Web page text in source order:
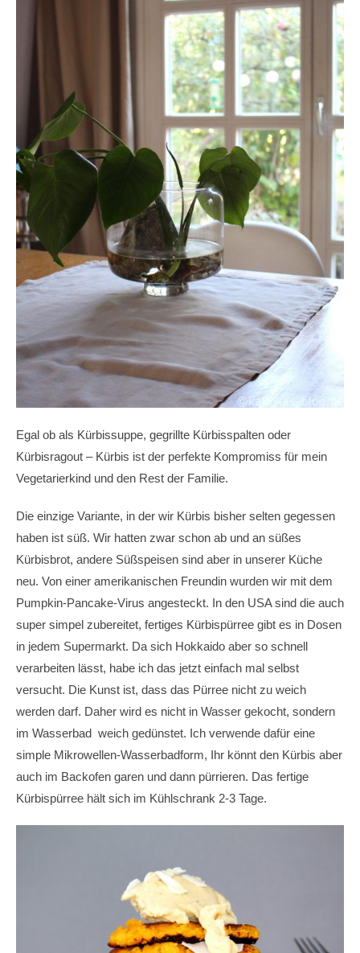
Egal ob als Kürbissuppe, gegrillte Kürbisspalten oder
Kürbisragout – Kürbis ist der perfekte Kompromiss für mein
Vegetarierkind und den Rest der Familie.
Die einzige Variante, in der wir Kürbis bisher selten gegessen
haben ist süß. Wir hatten zwar schon ab und an süßes
Kürbisbrot, andere Süßspeisen sind aber in unserer Küche
neu. Von einer amerikanischen Freundin wurden wir mit dem
Pumpkin-Pancake-Virus angesteckt. In den USA sind die auch
super simpel zubereitet, fertiges Kürbispürree gibt es in Dosen
in jedem Supermarkt. Da sich Hokkaido aber so schnell
verarbeiten lässt, habe ich das jetzt einfach mal selbst
versucht. Die Kunst ist, dass das Pürree nicht zu weich
werden darf. Daher wird es nicht in Wasser gekocht, sondern
im Wasserbad weich gedünstet. Ich verwende dafür eine
simple Mikrowellen-Wasserbadform, Ihr könnt den Kürbis aber
auch im Backofen garen und dann pürrieren. Das fertige
Kürbispürree hält sich im Kühlschrank 2-3 Tage.